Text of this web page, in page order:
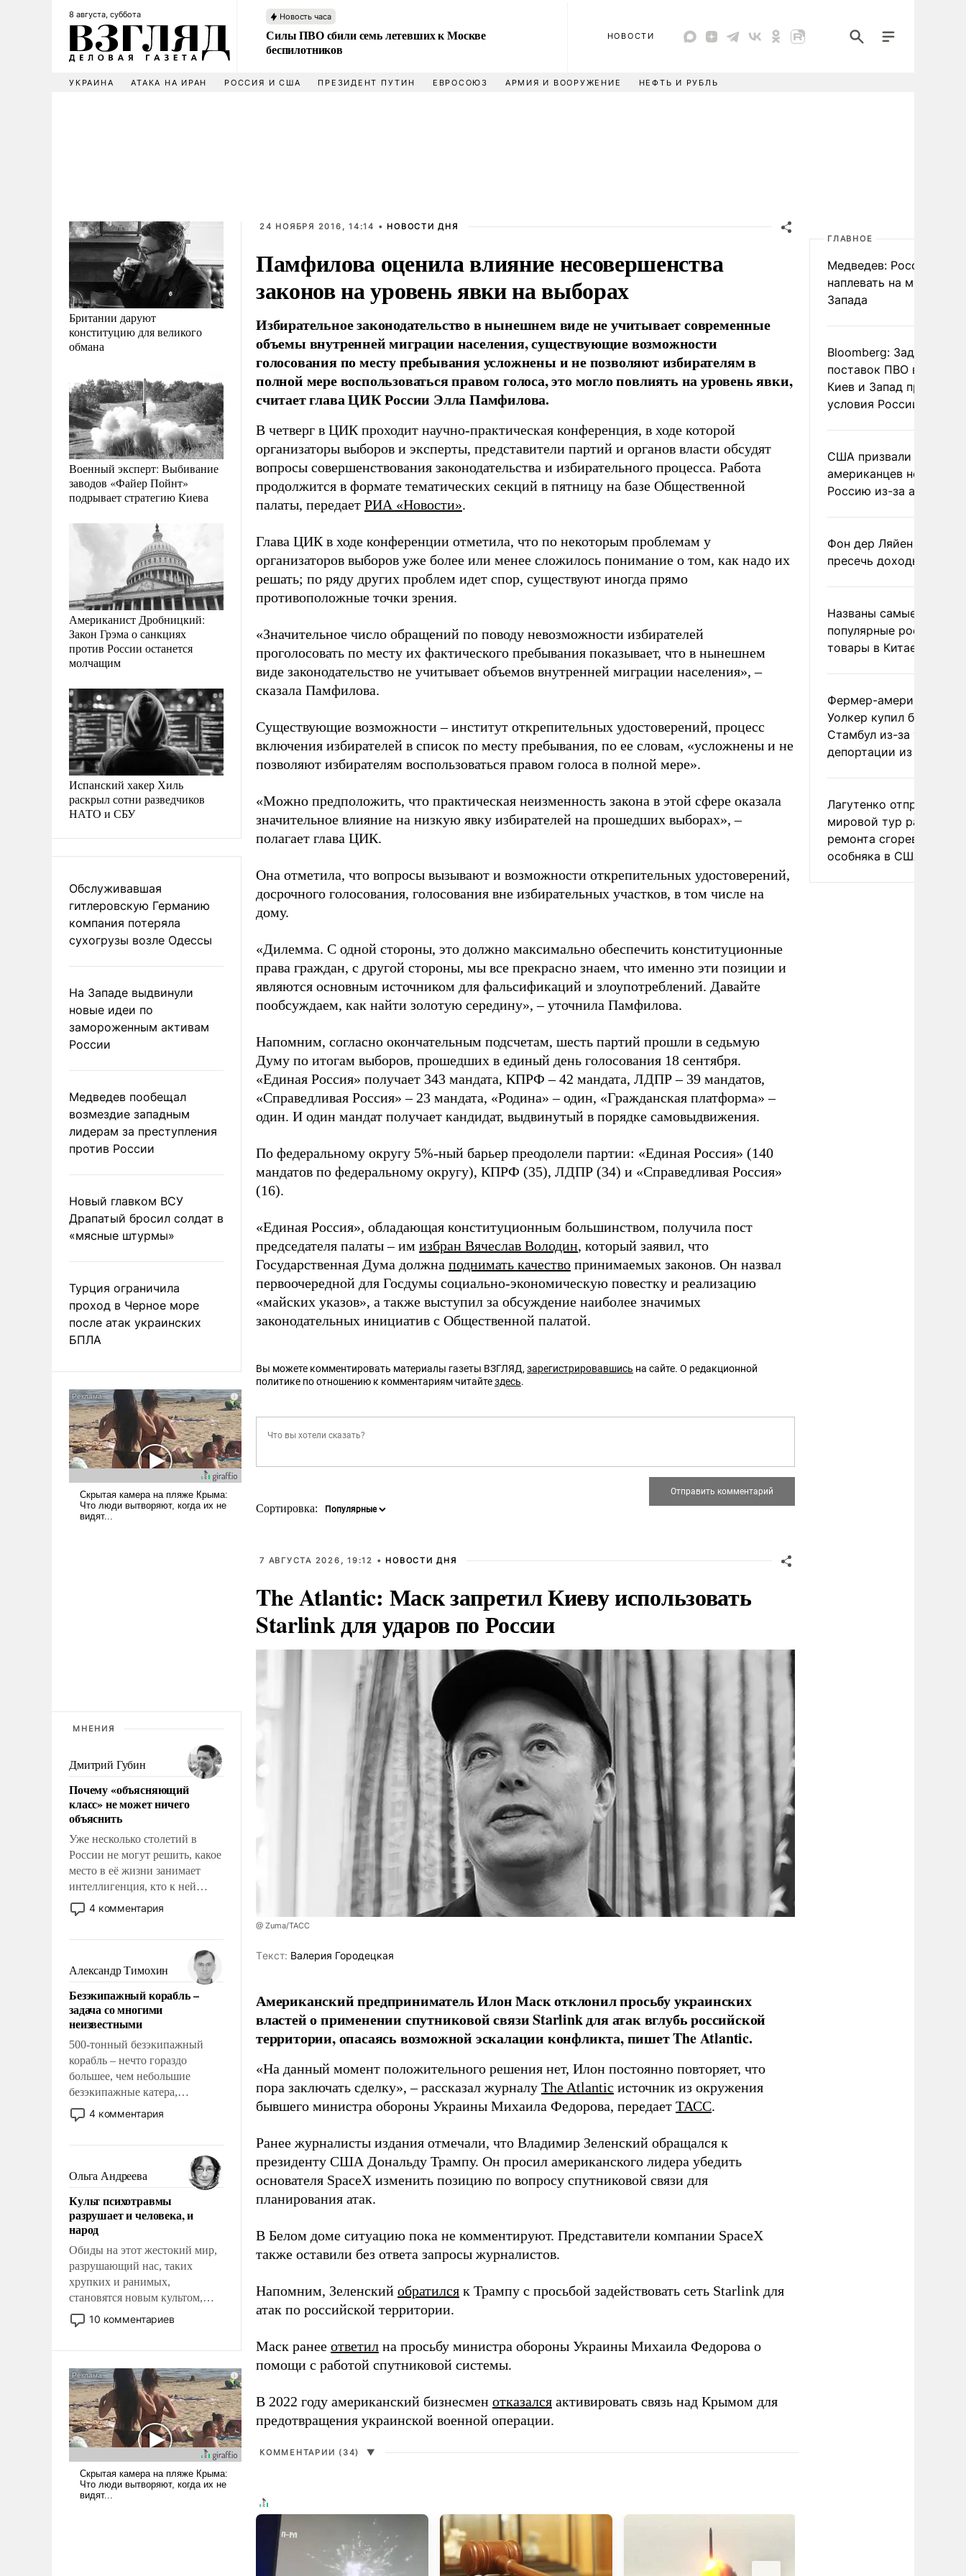
8 августа, суббота Новость часа
Силы ПВО сбили семь летевших к Москве
беспилотников
НОВОСТИ
УКРАИНА АТАКА НА ИРАН РОССИЯ И США ПРЕЗИДЕНТ ПУТИН ЕВРОСОЮЗ АРМИЯ И ВООРУЖЕНИЕ НЕФТЬ И РУБЛЬ
Британии даруют
конституцию для великого
обмана
Военный эксперт: Выбивание
заводов «Файер Пойнт»
подрывает стратегию Киева
Американист Дробницкий:
Закон Грэма о санкциях
против России останется
молчащим
Испанский хакер Хиль
раскрыл сотни разведчиков
НАТО и СБУ
Обслуживавшая
гитлеровскую Германию
компания потеряла
сухогрузы возле Одессы
На Западе выдвинули
новые идеи по
замороженным активам
России
Медведев пообещал
возмездие западным
лидерам за преступления
против России
Новый главком ВСУ
Драпатый бросил солдат в
«мясные штурмы»
Турция ограничила
проход в Черное море
после атак украинских
БПЛА
МНЕНИЯ
Дмитрий Губин
Почему «объясняющий
класс» не может ничего
объяснить
Уже несколько столетий в
России не могут решить, какое
место в её жизни занимает
интеллигенция, кто к ней
принадлежит, а кого из неё
исключили с правом
чем она отличается от просто
образованных людей. Иногда
казалось, что эти вопросы
решены раз и навсегда, но –
нет, не решены.
4 комментария
Александр Тимохин
Безэкипажный корабль –
задача со многими
неизвестными
500-тонный безэкипажный
корабль – нечто гораздо
большее, чем небольшие
безэкипажные катера,
применение которых уже
стало обыденностью. Задача по
сложна и амбициозна. Однако
и ее реализация радикально
поднимет наши боевые
возможности.
4 комментария
Ольга Андреева
Культ психотравмы
разрушает и человека, и
народ
Обиды на этот жестокий мир,
разрушающий нас, таких
хрупких и ранимых,
становятся новым культом,
постепенно вытесняя и
отменяя традиционное
ударами судьбы, брать на себя
ответственность, помогать
слабым, идти вперед и
адаптироваться.
10 комментариев
24 НОЯБРЯ 2016, 14:14 • НОВОСТИ ДНЯ
Памфилова оценила влияние несовершенства
законов на уровень явки на выборах
Избирательное законодательство в нынешнем виде не учитывает современные
объемы внутренней миграции населения, существующие возможности
голосования по месту пребывания усложнены и не позволяют избирателям в
полной мере воспользоваться правом голоса, это могло повлиять на уровень явки,
считает глава ЦИК России Элла Памфилова.
В четверг в ЦИК проходит научно-практическая конференция, в ходе которой
организаторы выборов и эксперты, представители партий и органов власти обсудят
вопросы совершенствования законодательства и избирательного процесса. Работа
продолжится в формате тематических секций в пятницу на базе Общественной
палаты, передает РИА «Новости».
Глава ЦИК в ходе конференции отметила, что по некоторым проблемам у
организаторов выборов уже более или менее сложилось понимание о том, как надо их
решать; по ряду других проблем идет спор, существуют иногда прямо
противоположные точки зрения.
«Значительное число обращений по поводу невозможности избирателей
проголосовать по месту их фактического пребывания показывает, что в нынешнем
виде законодательство не учитывает объемов внутренней миграции населения», –
сказала Памфилова.
Существующие возможности – институт открепительных удостоверений, процесс
включения избирателей в список по месту пребывания, по ее словам, «усложнены и не
позволяют избирателям воспользоваться правом голоса в полной мере».
«Можно предположить, что практическая неизменность закона в этой сфере оказала
значительное влияние на низкую явку избирателей на прошедших выборах», –
полагает глава ЦИК.
Она отметила, что вопросы вызывают и возможности открепительных удостоверений,
досрочного голосования, голосования вне избирательных участков, в том числе на
дому.
«Дилемма. С одной стороны, это должно максимально обеспечить конституционные
права граждан, с другой стороны, мы все прекрасно знаем, что именно эти позиции и
являются основным источником для фальсификаций и злоупотреблений. Давайте
пообсуждаем, как найти золотую середину», – уточнила Памфилова.
Напомним, согласно окончательным подсчетам, шесть партий прошли в седьмую
Думу по итогам выборов, прошедших в единый день голосования 18 сентября.
«Единая Россия» получает 343 мандата, КПРФ – 42 мандата, ЛДПР – 39 мандатов,
«Справедливая Россия» – 23 мандата, «Родина» – один, «Гражданская платформа» –
один. И один мандат получает кандидат, выдвинутый в порядке самовыдвижения.
По федеральному округу 5%-ный барьер преодолели партии: «Единая Россия» (140
мандатов по федеральному округу), КПРФ (35), ЛДПР (34) и «Справедливая Россия»
(16).
«Единая Россия», обладающая конституционным большинством, получила пост
председателя палаты – им избран Вячеслав Володин, который заявил, что
Государственная Дума должна поднимать качество принимаемых законов. Он назвал
первоочередной для Госдумы социально-экономическую повестку и реализацию
«майских указов», а также выступил за обсуждение наиболее значимых
законодательных инициатив с Общественной палатой.
Вы можете комментировать материалы газеты ВЗГЛЯД, зарегистрировавшись на сайте. О редакционной
политике по отношению к комментариям читайтездесь.
Сортировка:
7 АВГУСТА 2026, 19:12 • НОВОСТИ ДНЯ
The Atlantic: Маск запретил Киеву использовать
Starlink для ударов по России
@ Zuma/ТАСС
Tекст: Валерия Городецкая
Американский предприниматель Илон Маск отклонил просьбу украинских
властей о применении спутниковой связи Starlink для атак вглубь российской
территории, опасаясь возможной эскалации конфликта, пишет The Atlantic.
«На данный момент положительного решения нет, Илон постоянно повторяет, что
пора заключать сделку», – рассказал журналу The Atlantic источник из окружения
бывшего министра обороны Украины Михаила Федорова, передает ТАСС.
Ранее журналисты издания отмечали, что Владимир Зеленский обращался к
президенту США Дональду Трампу. Он просил американского лидера убедить
основателя SpaceX изменить позицию по вопросу спутниковой связи для
планирования атак.
В Белом доме ситуацию пока не комментируют. Представители компании SpaceX
также оставили без ответа запросы журналистов.
Напомним, Зеленский обратился к Трампу с просьбой задействовать сеть Starlink для
атак по российской территории.
Маск ранее ответил на просьбу министра обороны Украины Михаила Федорова о
помощи с работой спутниковой системы.
В 2022 году американский бизнесмен отказался активировать связь над Крымом для
предотвращения украинской военной операции.
КОММЕНТАРИИ (34) ▼
ГЛАВНОЕ
Медведев: России
наплевать на мнение
Запада
Bloomberg: Задержка
поставок ПВО вынудит
Киев и Запад принять
условия России
США призвали
американцев не
Россию из-за атак ВСУ
Фон дер Ляйен
пресечь доходы России
Названы самые
популярные российские
товары в Китае
Фермер-американец
Уолкер купил билет в
Стамбул из-за угрозы
депортации из России
Лагутенко отправился в
мировой тур ради
ремонта сгоревшего
особняка в США